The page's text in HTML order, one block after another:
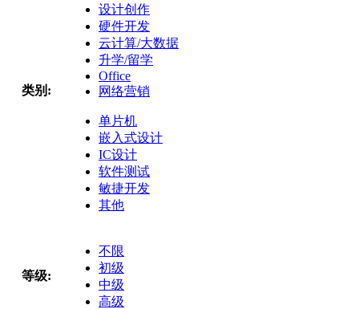
类别:
设计创作
硬件开发
云计算/大数据
升学/留学
Office
网络营销
单片机
嵌入式设计
IC设计
软件测试
敏捷开发
其他
等级:
不限
初级
中级
高级